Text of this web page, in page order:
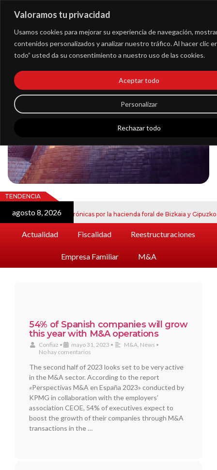
Valoramos tu privacidad
Usamos cookies para mejorar su experiencia de navegación,
contenidos personalizados y analizar nuestro tráfico. Al hacer clic
todo” usted da su consentimiento a nuestro uso de las cookies.
Personalizar
Rechazar todo
Aceptar todo
Blog
Noticias
TENDENCIA
agosto 8, 2026electrónicas por la hacienda foral de Bizkaia y Gipuzkoa
Actualidad Fiscalidad Reestructuraciones
Empresa Familiar M&A
54% of Spanish companies will grow
this year with M&A operations
Confiaz • mayo 31, 2023 • M&A, News •
No hay comentarios
The second half of 2023 looks set to be very active
in the M&A sector. According to the report
«Perspectivas M&A en España 2023» conducted by
KPMG in collaboration with the employers’
association CEOE, 54% of executives expect to
boost the growth of their companies through M&A
transactions in the …